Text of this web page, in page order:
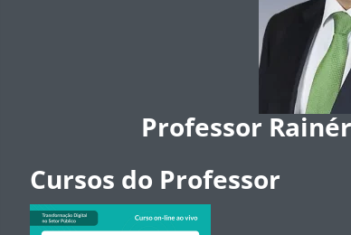
Professor
Cursos do Professor